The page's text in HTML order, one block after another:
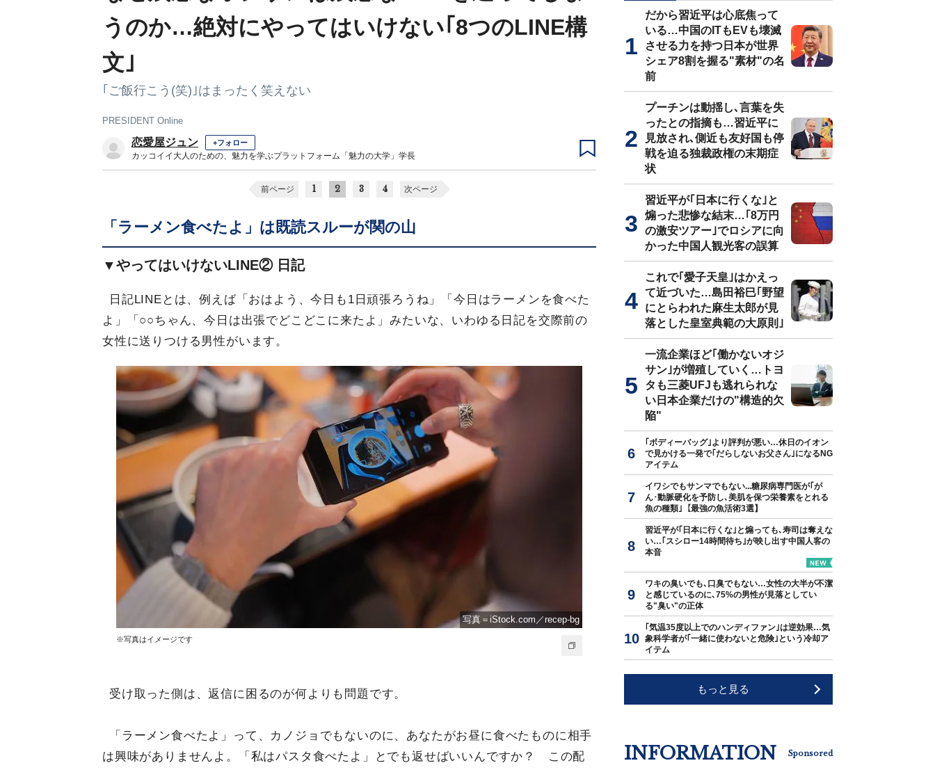
うのか…絶対にやってはいけない｢8つのLINE構
文｣
｢ご飯行こう(笑)｣はまったく笑えない
PRESIDENT Online
恋愛屋ジュン +フォロー
カッコイイ大人のための、魅力を学ぶプラットフォーム「魅力の大学」学長
前ページ 1 2 3 4 次ページ
「ラーメン食べたよ」は既読スルーが関の山
▼やってはいけないLINE② 日記
日記LINEとは、例えば「おはよう、今日も1日頑張ろうね」「今日はラーメンを食べた
よ」「○○ちゃん、今日は出張でどこどこに来たよ」みたいな、いわゆる日記を交際前の
女性に送りつける男性がいます。
写真＝iStock.com／recep-bg
※写真はイメージです
受け取った側は、返信に困るのが何よりも問題です。
「ラーメン食べたよ」って、カノジョでもないのに、あなたがお昼に食べたものに相手
は興味がありませんよ。「私はパスタ食べたよ」とでも返せばいいんですか？ この配
だから習近平は心底焦って
いる…中国のITもEVも壊滅
させる力を持つ日本が世界
シェア8割を握る"素材"の名
前
プーチンは動揺し､言葉を失
ったとの指摘も…習近平に
見放され､側近も友好国も停
戦を迫る独裁政権の末期症
状
習近平が｢日本に行くな｣と
煽った悲惨な結末…｢8万円
の激安ツアー｣でロシアに向
かった中国人観光客の誤算
これで｢愛子天皇｣はかえっ
て近づいた…島田裕巳｢野望
にとらわれた麻生太郎が見
落とした皇室典範の大原則｣
一流企業ほど｢働かないオジ
サン｣が増殖していく…トヨ
タも三菱UFJも逃れられな
い日本企業だけの"構造的欠
陥"
｢ボディーバッグ｣より評判が悪い…休日のイオン
で見かける一発で｢だらしないお父さん｣になるNG
アイテム
イワシでもサンマでもない...糖尿病専門医が｢が
ん･動脈硬化を予防し､美肌を保つ栄養素をとれる
魚の種類｣【最強の魚活術3選】
習近平が｢日本に行くな｣と煽っても､寿司は奪えな
い…｢スシロー14時間待ち｣が映し出す中国人客の
本音
ワキの臭いでも､口臭でもない…女性の大半が不潔
と感じているのに､75%の男性が見落としてい
る"臭い"の正体
｢気温35度以上でのハンディファン｣は逆効果…気
象科学者が｢一緒に使わないと危険｣という冷却ア
イテム
もっと見る
INFORMATION Sponsored